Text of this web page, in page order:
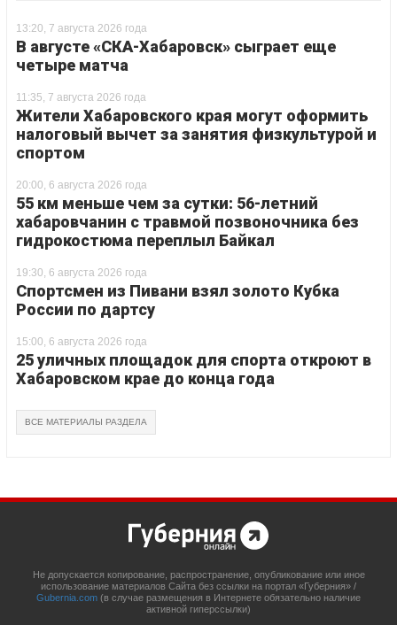
13:20, 7 августа 2026 года
В августе «СКА-Хабаровск» сыграет еще
четыре матча
11:35, 7 августа 2026 года
Жители Хабаровского края могут оформить
налоговый вычет за занятия физкультурой и
спортом
20:00, 6 августа 2026 года
55 км меньше чем за сутки: 56-летний
хабаровчанин с травмой позвоночника без
гидрокостюма переплыл Байкал
19:30, 6 августа 2026 года
Спортсмен из Пивани взял золото Кубка
России по дартсу
15:00, 6 августа 2026 года
25 уличных площадок для спорта откроют в
Хабаровском крае до конца года
ВСЕ МАТЕРИАЛЫ РАЗДЕЛА
Не допускается копирование, распространение, опубликование или иное
использование материалов Сайта без ссылки на портал «Губерния» /
Gubernia.com (в случае размещения в Интернете обязательно наличие
активной гиперссылки)